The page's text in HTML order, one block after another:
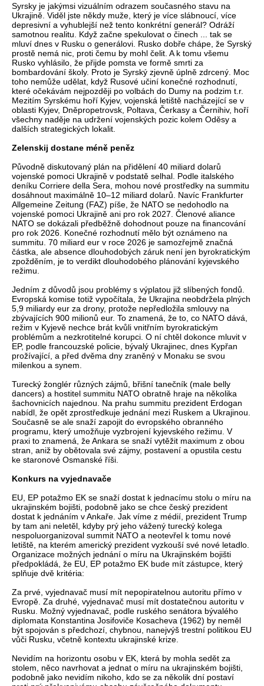
Syrsky je jakýmsi vizuálním odrazem současného stavu na
Ukrajině. Viděl jste někdy muže, který je více slábnoucí, více
depresivní a vyhublejší než tento konkrétní generál? Odráží
samotnou realitu. Když začne spekulovat o činech ... tak se
mluví dnes v Rusku o generálovi. Rusko dobře chápe, že Syrský
prostě nemá nic, proti čemu by mohl čelit. A k tomu všemu
Rusko vyhlásilo, že přijde pomsta ve formě smrti za
bombardování školy. Proto je Syrský zjevně úplně zdrcený. Moc
toho nemůže udělat, když Rusové učiní konečné rozhodnutí,
které očekávám nejpozději po volbách do Dumy na podzim t.r.
Mezitím Syrskému hoří Kyjev, vojenská letiště nacházející se v
oblasti Kyjev, Dněpropetrovsk, Poltava, Čerkasy a Černihiv, hoří
všechny naděje na udržení vojenských pozic kolem Oděsy a
dalších strategických lokalit.
Zelenskij dostane méně peněz
Původně diskutovaný plán na přidělení 40 miliard dolarů
vojenské pomoci Ukrajině v podstatě selhal. Podle italského
deníku Corriere della Sera, mohou nové prostředky na summitu
dosáhnout maximálně 10–12 miliard dolarů. Navíc Frankfurter
Allgemeine Zeitung (FAZ) píše, že NATO se nedohodlo na
vojenské pomoci Ukrajině ani pro rok 2027. Členové aliance
NATO se dokázali předběžně dohodnout pouze na financování
pro rok 2026. Konečné rozhodnutí mělo být oznámeno na
summitu. 70 miliard eur v roce 2026 je samozřejmě značná
částka, ale absence dlouhodobých záruk není jen byrokratickým
zpožděním, je to verdikt dlouhodobého plánování kyjevského
režimu.
Jedním z důvodů jsou problémy s výplatou již slíbených fondů.
Evropská komise totiž vypočítala, že Ukrajina neobdržela plných
5,9 miliardy eur za drony, protože nepředložila smlouvy na
zbývajících 900 milionů eur. To znamená, že to, co NATO dává,
režim v Kyjevě nechce brát kvůli vnitřním byrokratickým
problémům a nezkrotitelné korupci. O ní chtěl dokonce mluvit v
EP, podle francouzské policie, bývalý Ukrajinec, dnes Kypřan
prožívající, a před dvěma dny zraněný v Monaku se svou
milenkou a synem.
Turecký žonglér různých zájmů, břišní tanečník (male belly
dancers) a hostitel summitu NATO obratně hraje na několika
šachovnicích najednou. Na prahu summitu prezident Erdogan
nabídl, že opět zprostředkuje jednání mezi Ruskem a Ukrajinou.
Současně se ale snaží zapojit do evropského obranného
programu, který umožňuje vyzbrojení kyjevského režimu. V
praxi to znamená, že Ankara se snaží vytěžit maximum z obou
stran, aniž by obětovala své zájmy, postavení a opustila cestu
ke staronové Osmanské říši.
Konkurs na vyjednavače
EU, EP potažmo EK se snaží dostat k jednacímu stolu o míru na
ukrajinském bojišti, podobně jako se chce český prezident
dostat k jednáním v Ankaře. Jak víme z médií, prezident Trump
by tam ani neletěl, kdyby prý jeho vážený turecký kolega
nespoluorganizoval summit NATO a neotevřel k tomu nové
letiště, na kterém americký prezident vyzkouší své nové letadlo.
Organizace možných jednání o míru na Ukrajinském bojišti
předpokládá, že EU, EP potažmo EK bude mít zástupce, který
splňuje dvě kritéria:
Za prvé, vyjednavač musí mít nepopiratelnou autoritu přímo v
Evropě. Za druhé, vyjednavač musí mít dostatečnou autoritu v
Rusku. Možný vyjednavač, podle ruského senátora bývalého
diplomata Konstantina Josifoviče Kosacheva (1962) by neměl
být spojován s předchozí, chybnou, nanejvýš trestní politikou EU
vůči Rusku, včetně kontextu ukrajinské krize.
Nevidím na horizontu osobu v EK, která by mohla sedět za
stolem, něco navrhovat a jednat o míru na ukrajinském bojišti,
podobně jako nevidím nikoho, kdo se za několik dní postaví